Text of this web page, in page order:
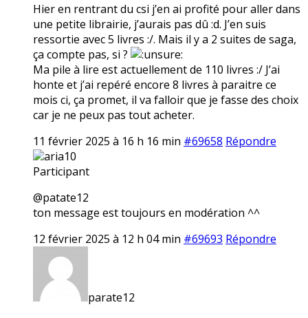
Hier en rentrant du csi j’en ai profité pour aller dans
une petite librairie, j’aurais pas dû :d. J’en suis
ressortie avec 5 livres :/. Mais il y a 2 suites de saga,
ça compte pas, si ?
Ma pile à lire est actuellement de 110 livres :/ J’ai
honte et j’ai repéré encore 8 livres à paraitre ce
mois ci, ça promet, il va falloir que je fasse des choix
car je ne peux pas tout acheter.
11 février 2025 à 16 h 16 min #69658 Répondre
aria10
Participant
@patate12
ton message est toujours en modération ^^
12 février 2025 à 12 h 04 min #69693 Répondre
parate12